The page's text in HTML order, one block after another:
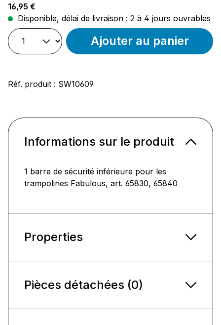
Prix régulier :
16,95 €
Disponible, délai de livraison : 2 à 4 jours ouvrables
Ajouter au panier
Réf. produit : SW10609
Informations sur le produit
1 barre de sécurité inférieure pour les
trampolines Fabulous, art. 65830, 65840
Properties
Pièces détachées (0)